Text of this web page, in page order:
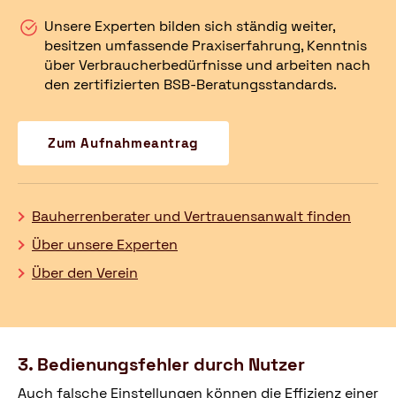
Unsere Experten bilden sich ständig weiter,
besitzen umfassende Praxiserfahrung, Kenntnis
über Verbraucherbedürfnisse und arbeiten nach
den zertifizierten BSB-Beratungsstandards.
Zum Aufnahmeantrag
Bauherrenberater und Vertrauensanwalt finden
Über unsere Experten
Über den Verein
3. Bedienungsfehler durch Nutzer
Auch falsche Einstellungen können die Effizienz einer